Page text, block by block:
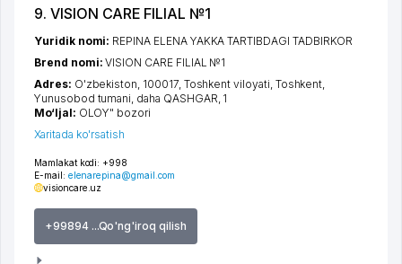
9. VISION CARE FILIAL №1
Mamlakat kodi: +998
E-mail: elenarepina@gmail.com
visioncare.uz
+99894 ...Qo'ng'iroq qilish
Yuridik nomi: REPINA ELENA YAKKA TARTIBDAGI TADBIRKOR
Brend nomi:VISION CARE FILIAL №1
Adres: O'zbekiston, 100017, Toshkent viloyati Toshkent
Yunusobod tumani daha QASHGAR , 1
Mo‘ljal: OLOY" bozori
Xaritada ko'rsatish